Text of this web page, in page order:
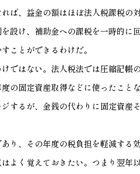
ば、益金の額はほぼ法人税課税の
設け、補助金への課税を一時的に
ことができるわけだ。
ではない。法人税法では圧縮記帳
の固定資産取得などに使ったこと
するが、金銭の代わりに固定資産
り、その年度の税負担を軽減する
よく覚えておきたい。つまり翌年